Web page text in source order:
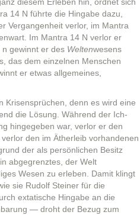
diesem Erleben hin, ord­net sich
14 N führte die Hingabe dazu,
Ver­gan­gen­heit ver­lor, im Mantra
Im Mantra 14 N ver­lor er
gewin­nt er des Wel­tenwesens
das dem einzel­nen Men­schen
er etwas all­ge­meines,
Krisen­sprüchen, denn es wird eine
die Lösung. Während der Ich-
hingegeben war, ver­lor er den
den im Äther­leib vorhan­de­nen
der als per­sön­lichen Besitz
abge­gren­ztes, der Welt
Wesen zu erleben. Damit klingt
sie Rudolf Stein­er für die
extatis­che Hingabe an die
— dro­ht der Bezug zum